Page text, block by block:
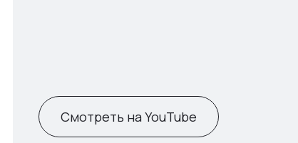
Смотреть на YouTube